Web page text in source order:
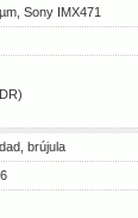
Sony IMX471
brújula